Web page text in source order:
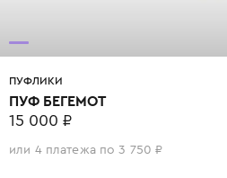
ПУФЛИКИ
ПУФ БЕГЕМОТ
15 000 ₽
или 4 платежа по 3 750 ₽